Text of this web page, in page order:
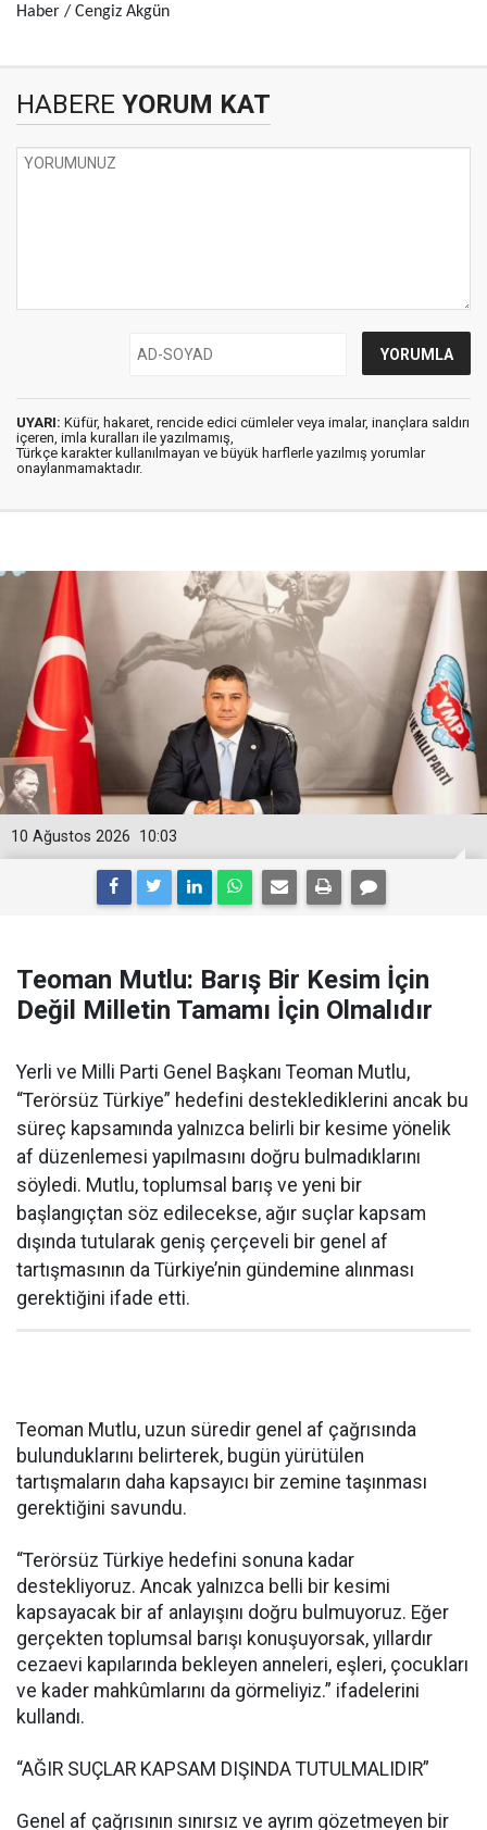
Haber / Cengiz Akgün
HABERE YORUM KAT
UYARI: Küfür, hakaret, rencide edici cümleler veya imalar, inançlara saldırı
içeren, imla kuralları ile yazılmamış,
Türkçe karakter kullanılmayan ve büyük harflerle yazılmış yorumlar
onaylanmamaktadır.
10:03
10 Ağustos 2026
Teoman Mutlu: Barış Bir Kesim İçin
Değil Milletin Tamamı İçin Olmalıdır
Yerli ve Milli Parti Genel Başkanı Teoman Mutlu,
“Terörsüz Türkiye” hedefini desteklediklerini ancak bu
süreç kapsamında yalnızca belirli bir kesime yönelik
af düzenlemesi yapılmasını doğru bulmadıklarını
söyledi. Mutlu, toplumsal barış ve yeni bir
başlangıçtan söz edilecekse, ağır suçlar kapsam
dışında tutularak geniş çerçeveli bir genel af
tartışmasının da Türkiye’nin gündemine alınması
gerektiğini ifade etti.
Teoman Mutlu, uzun süredir genel af çağrısında
bulunduklarını belirterek, bugün yürütülen
tartışmaların daha kapsayıcı bir zemine taşınması
gerektiğini savundu.
“Terörsüz Türkiye hedefini sonuna kadar
destekliyoruz. Ancak yalnızca belli bir kesimi
kapsayacak bir af anlayışını doğru bulmuyoruz. Eğer
gerçekten toplumsal barışı konuşuyorsak, yıllardır
cezaevi kapılarında bekleyen anneleri, eşleri, çocukları
ve kader mahkûmlarını da görmeliyiz.” ifadelerini
kullandı.
“AĞIR SUÇLAR KAPSAM DIŞINDA TUTULMALIDIR”
Genel af çağrısının sınırsız ve ayrım gözetmeyen bir